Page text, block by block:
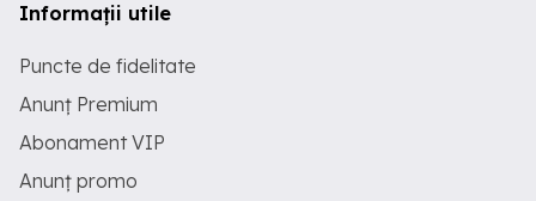
Informații utile
Puncte de fidelitate
Anunț Premium
Abonament VIP
Anunț promo